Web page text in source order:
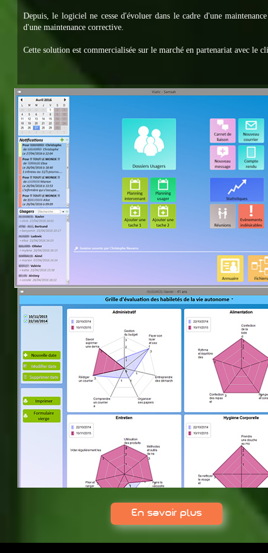
Depuis, le logiciel ne cesse d'évoluer dans le cadre d'une
d'une maintenance corrective.
Cette solution est commercialisée sur le marché en partenariat avec le
En savoir plus